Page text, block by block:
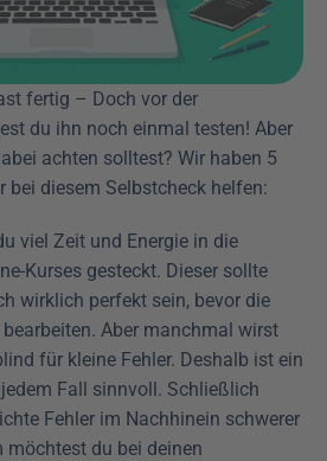
fertig – Doch vor der
du ihn noch einmal testen! Aber
achten solltest? Wir haben 5
bei diesem Selbstcheck helfen:
viel Zeit und Energie in die
Kurses gesteckt. Dieser sollte
wirklich perfekt sein, bevor die
Aber manchmal wirst
für kleine Fehler. Deshalb ist ein
Fall sinnvoll. Schließlich
Fehler im Nachhinein schwerer
möchtest du bei deinen